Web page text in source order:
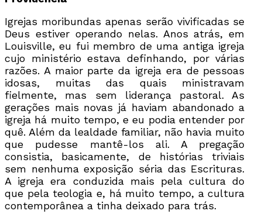
Igrejas moribundas apenas serão vivificadas se
Deus estiver operando nelas. Anos atrás, em
Louisville, eu fui membro de uma antiga igreja
cujo ministério estava definhando, por várias
razões. A maior parte da igreja era de pessoas
idosas, muitas das quais ministravam
fielmente, mas sem liderança pastoral. As
gerações mais novas já haviam abandonado a
igreja há muito tempo, e eu podia entender por
quê. Além da lealdade familiar, não havia muito
que pudesse mantê-los ali. A pregação
consistia, basicamente, de histórias triviais
sem nenhuma exposição séria das Escrituras.
A igreja era conduzida mais pela cultura do
que pela teologia e, há muito tempo, a cultura
contemporânea a tinha deixado para trás.